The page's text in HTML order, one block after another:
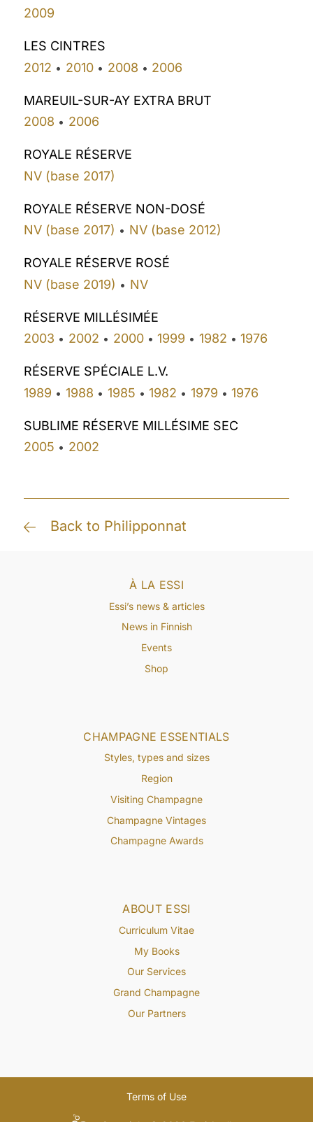
2009
LES CINTRES
2012 • 2010• 2008 • 2006
MAREUIL-SUR-AY EXTRA BRUT
2008 • 2006
ROYALE RÉSERVE
NV (base 2017)
ROYALE RÉSERVE NON-DOSÉ
NV (base 2017) • NV (base 2012)
ROYALE RÉSERVE ROSÉ
NV (base 2019) • NV
RÉSERVE MILLÉSIMÉE
2003 • 2002 • 2000• 1999 • 1982 • 1976
RÉSERVE SPÉCIALE L.V.
1989 • 1988 • 1985 • 1982 • 1979 • 1976
SUBLIME RÉSERVE MILLÉSIME SEC
2005 • 2002
Back to Philipponnat
ABOUT ESSI
Curriculum Vitae
My Books
Our Services
Grand Champagne
Our Partners
CHAMPAGNE ESSENTIALS
Styles, types and sizes
Region
Visiting Champagne
Champagne Vintages
Champagne Awards
À LA ESSI
Essi’s news & articles
News in Finnish
Events
Shop
Terms of Use